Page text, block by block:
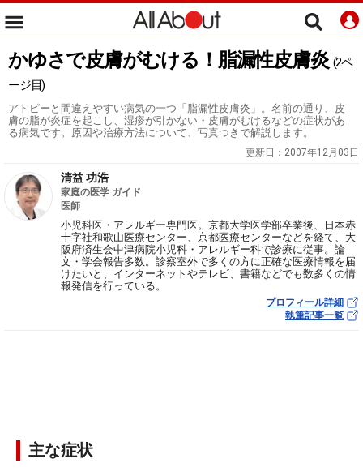
かゆさで皮膚がむける！脂漏性皮膚炎 (2ペ
ージ目)
アトピーと間違えやすい病気の一つ「脂漏性皮膚炎」。名前の通り、皮
膚の脂が炎症を起こし、湿疹が引かない・皮膚がむけるなどの症状があ
る病気です。原因や治療方法について、写真つきで解説します。
更新日： 2007年12月03日
清益 功浩
家庭の医学 ガイド
医師
小児科医・アレルギー専門医。京都大学医学部卒業後、日本赤
十字社和歌山医療センター、京都医療センターなどを経て、大
阪府済生会中津病院小児科・アレルギー科で診療に従事。論
文・学会報告多数。診察室外で多くの方に正確な医療情報を届
けたいと、インターネットやテレビ、書籍などでも数多くの情
報発信を行っている。
プロフィール詳細
執筆記事一覧
主な症状